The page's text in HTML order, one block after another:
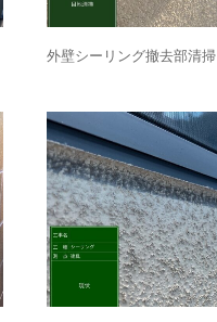
外壁シーリング撤去部清掃